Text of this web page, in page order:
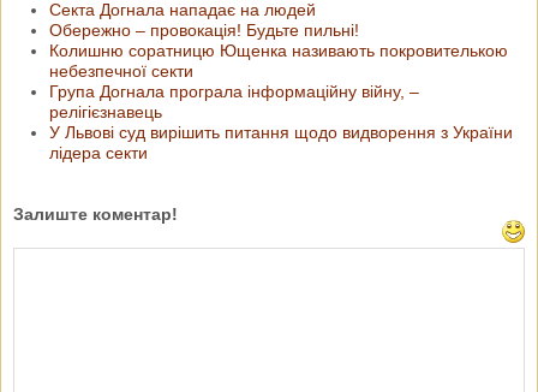
Секта Догнала нападає на людей
Обережно – провокація! Будьте пильні!
Колишню соратницю Ющенка називають покровителькою
небезпечної секти
Група Догнала програла інформаційну війну, –
релігієзнавець
У Львові суд вирішить питання щодо видворення з України
лідера секти
Залиште коментар!